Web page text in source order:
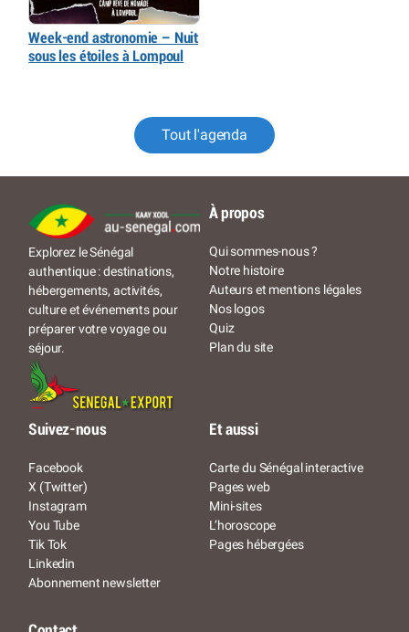
Week-end astronomie – Nuit
sous les étoiles à Lompoul
Tout l'agenda
Explorez le Sénégal
authentique : destinations,
hébergements, activités,
culture et événements pour
préparer votre voyage ou
séjour.
À propos
Qui sommes-nous ?
Notre histoire
Auteurs et mentions légales
Nos logos
Quiz
Plan du site
Suivez-nous
Facebook
X (Twitter)
Instagram
You Tube
Tik Tok
Linkedin
Abonnement newsletter
Et aussi
Carte du Sénégal interactive
Pages web
Mini-sites
L’horoscope
Pages hébergées